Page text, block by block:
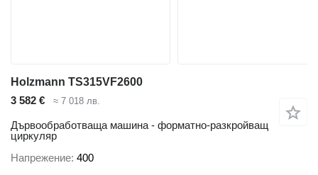
Holzmann TS315VF2600
3 582 €
≈ 7 018 лв.
Дървообработваща машина - форматно-разкройващ
циркуляр
Напрежение 400